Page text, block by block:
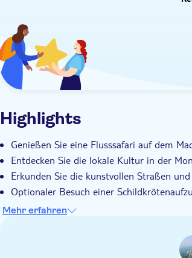
Highlights
Genießen Sie eine Flusssafari auf dem
Entdecken Sie die lokale Kultur in der
Erkunden Sie die kunstvollen Straßen
Optionaler Besuch einer
Ortskundiger Tourguide mit
Mehr erfahren